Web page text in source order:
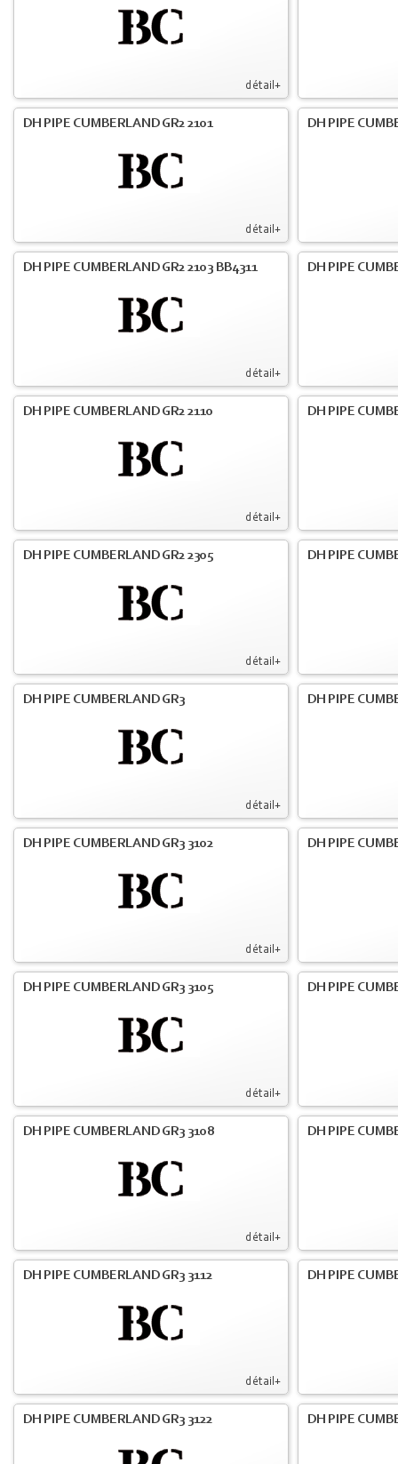
détail+
détail+
DH PIPE CUMBERLAND GR2 2101 DH PIPE
détail+
DH PIPE CUMBERLAND GR2 2103 BB4311 DH PIPE
détail+
DH PIPE CUMBERLAND GR2 2110 DH PIPE
détail+
DH PIPE CUMBERLAND GR2 2305 DH PIPE
détail+
DH PIPE CUMBERLAND GR3 DH PIPE
détail+
DH PIPE CUMBERLAND GR3 3102 DH PIPE
détail+
DH PIPE CUMBERLAND GR3 3105 DH PIPE
détail+
DH PIPE CUMBERLAND GR3 3108 DH PIPE
détail+
DH PIPE CUMBERLAND GR3 3112 DH PIPE
DH PIPE CUMBERLAND GR3 3122 DH PIPE